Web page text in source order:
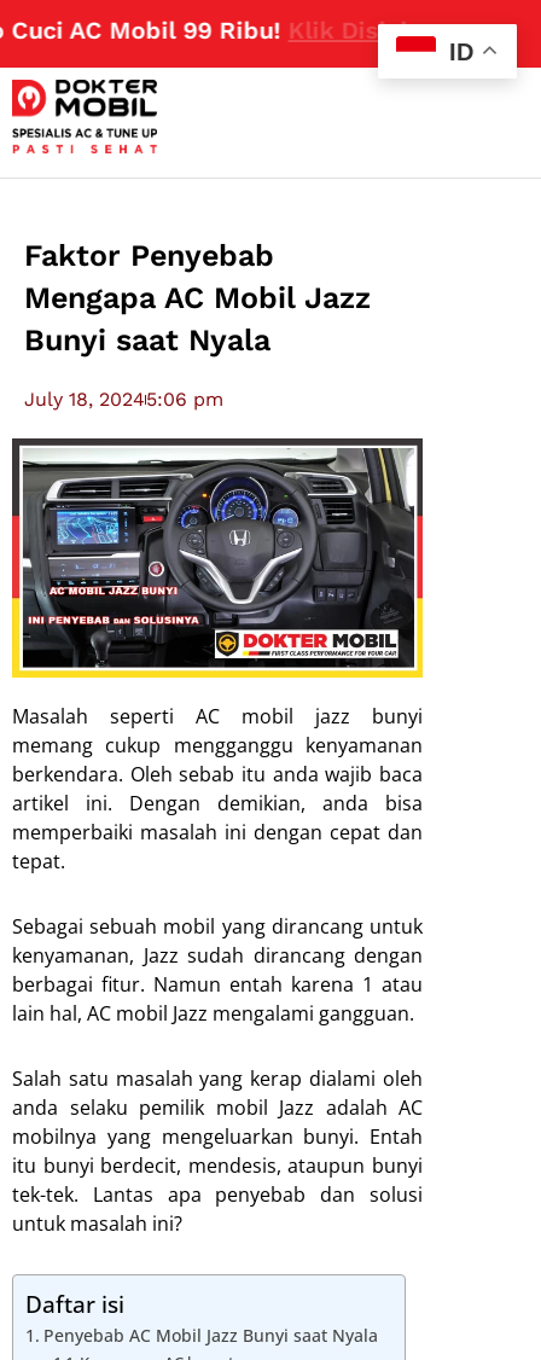
AC Mobil 99 Ribu!Klik Disini
Faktor Penyebab
Mengapa AC Mobil Jazz
Bunyi saat Nyala
July 18, 20245:06 pm
Masalah seperti AC mobil jazz bunyi
memang cukup mengganggu kenyamanan
berkendara. Oleh sebab itu anda wajib baca
artikel ini. Dengan demikian, anda bisa
memperbaiki masalah ini dengan cepat dan
tepat.
Sebagai sebuah mobil yang dirancang untuk
kenyamanan, Jazz sudah dirancang dengan
berbagai fitur. Namun entah karena 1 atau
lain hal, AC mobil Jazz mengalami gangguan.
Salah satu masalah yang kerap dialami oleh
anda selaku pemilik mobil Jazz adalah AC
mobilnya yang mengeluarkan bunyi. Entah
itu bunyi berdecit, mendesis, ataupun bunyi
tek-tek. Lantas apa penyebab dan solusi
untuk masalah ini?
Daftar isi
Penyebab AC Mobil Jazz Bunyi saat Nyala
ID